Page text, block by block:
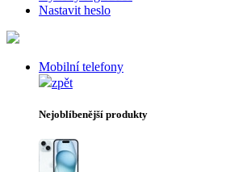
Nastavit heslo
Mobilní telefony
zpět
Nejoblíbenější produkty